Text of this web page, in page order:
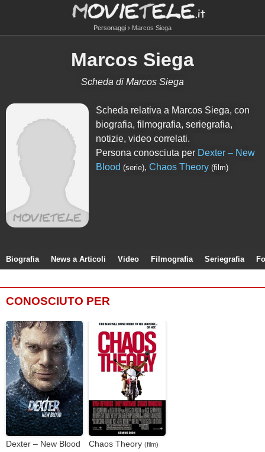
Personaggi Marcos Siega
Marcos Siega
Scheda di Marcos Siega
Scheda relativa a Marcos Siega, con
biografia, filmografia, seriegrafia,
notizie, video correlati.
Persona conosciuta per Dexter – New
Blood (serie),Chaos Theory (film)
Biografia News a Articoli Video Filmografia Seriegrafia
CONOSCIUTO PER
Dexter – New Blood Chaos Theory (film)